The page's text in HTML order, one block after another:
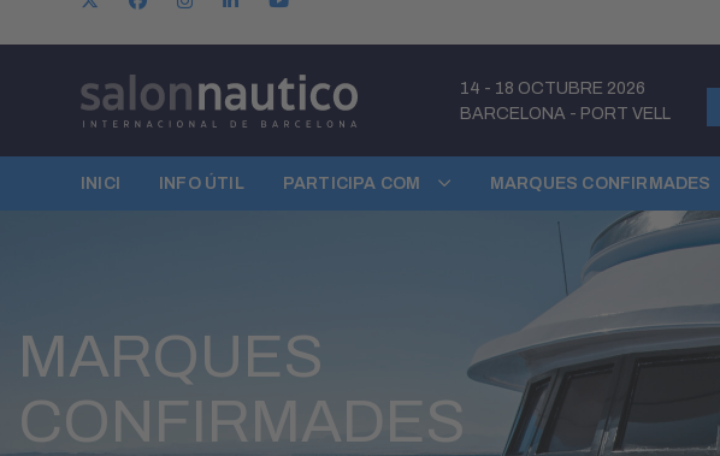
14 - 18 OCTUBRE 2026
BARCELONA - PORT VELL
INICI INFO ÚTIL PARTICIPA COM MARQUES CONFIRMADES
MARQUES
CONFIRMADES